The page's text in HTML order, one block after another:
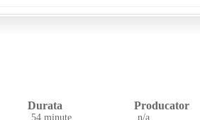
Durata
54 minute
Producator
n/a